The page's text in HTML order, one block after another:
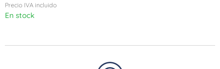
Precio IVA incluido
En stock